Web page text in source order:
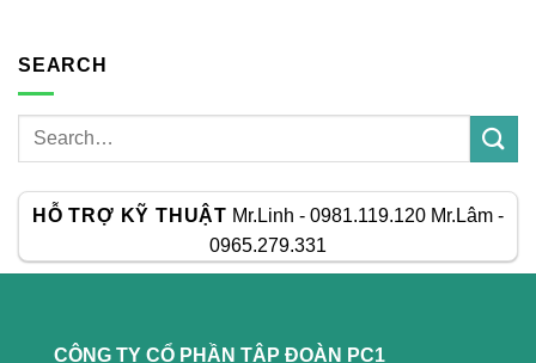
SEARCH
HỖ TRỢ KỸ THUẬT Mr.Linh - 0981.119.120 Mr.Lâm -
0965.279.331
CÔNG TY CỔ PHẦN TẬP ĐOÀN PC1